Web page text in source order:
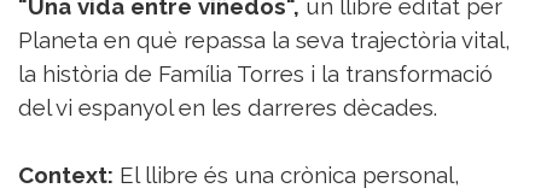
Sorteigs
"Una vida entre viñedos", un llibre editat per
Planeta en què repassa la seva trajectòria vital,
la història de Família Torres i la transformació
del vi espanyol en les darreres dècades.
Context: El llibre és una crònica personal,